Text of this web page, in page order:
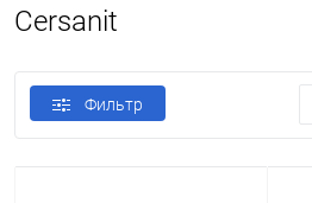
Cersanit
Фильтр